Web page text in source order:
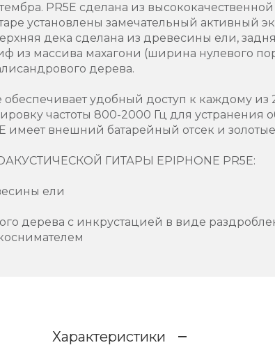
PR5E сделана из
установлены замечательный активный
дека сделана из древесины ели,
из массива махагони (ширина нулевого
дерева.
удобный доступ к каждому из
частоты 800-2000 Гц для устранения
имеет внешний батарейный отсек и
ГИТАРЫ EPIPHONE PR5E:
ели
дерева с инкрустацией в виде
Характеристики